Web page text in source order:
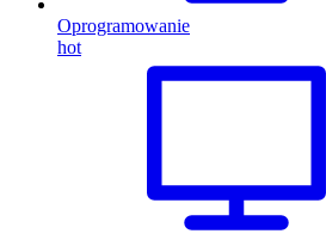
Oprogramowanie
hot